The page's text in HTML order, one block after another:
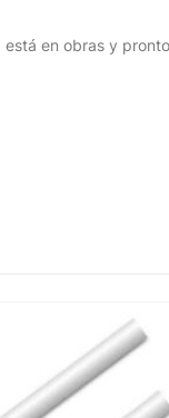
en obras y